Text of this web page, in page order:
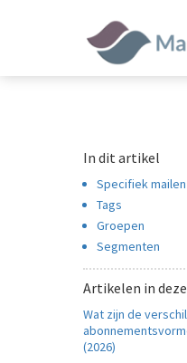
In dit artikel
Specifiek mailen
Tags
Groepen
Segmenten
Artikelen in
Wat zijn de
(2026)
over
gedrag van
gebruikt
bezoekers te
Hierdoor
website-